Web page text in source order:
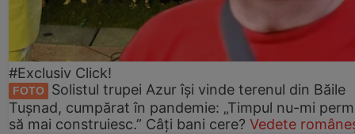
#Exclusiv Click!
FOTO
Solistul trupei Azur își vinde terenul din Băile
Tușnad, cumpărat în pandemie: „Timpul nu-mi
să mai construiesc.” Câți bani cere? Vedete